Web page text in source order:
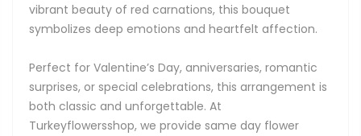
vibrant beauty of red carnations, this bouquet
symbolizes deep emotions and heartfelt affection.
Perfect for Valentine’s Day, anniversaries, romantic
surprises, or special celebrations, this arrangement is
both classic and unforgettable. At
Turkeyflowersshop, we provide same day flower